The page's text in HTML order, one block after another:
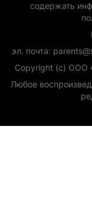
содержать
эл. почта:
Copyright (с) ООО
Любое